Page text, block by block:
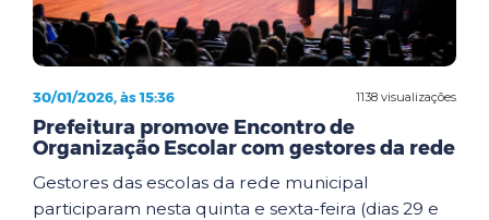
1138 visualizações
30/01/2026, às 15:36
Prefeitura promove Encontro de
Organização Escolar com gestores da rede
Gestores das escolas da rede municipal
participaram nesta quinta e sexta-feira (dias 29 e